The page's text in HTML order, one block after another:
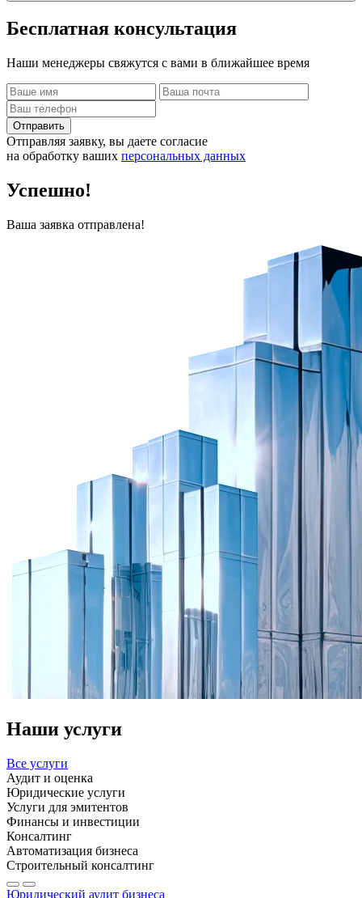
Бесплатная консультация
Наши менеджеры свяжутся с вами в ближайшее время
Отправить
Отправляя заявку, вы даете согласие
на обработку ваших персональных данных
Успешно!
Ваша заявка отправлена!
Наши услуги
Все услуги
Аудит и оценка
Юридические услуги
Услуги для эмитентов
Финансы и инвестиции
Консалтинг
Автоматизация бизнеса
Строительный консалтинг
Юридический аудит бизнеса